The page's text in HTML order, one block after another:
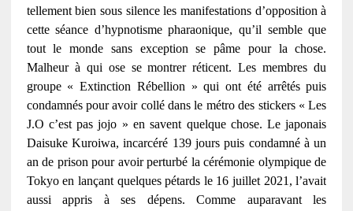
tellement bien sous silence les manifestations d’opposition à
cette séance d’hypnotisme pharaonique, qu’il semble que
tout le monde sans exception se pâme pour la chose.
Malheur à qui ose se montrer réticent. Les membres du
groupe « Extinction Rébellion » qui ont été arrêtés puis
condamnés pour avoir collé dans le métro des stickers « Les
J.O c’est pas jojo » en savent quelque chose. Le japonais
Daisuke Kuroiwa, incarcéré 139 jours puis condamné à un
an de prison pour avoir perturbé la cérémonie olympique de
Tokyo en lançant quelques pétards le 16 juillet 2021, l’avait
aussi appris à ses dépens. Comme auparavant les